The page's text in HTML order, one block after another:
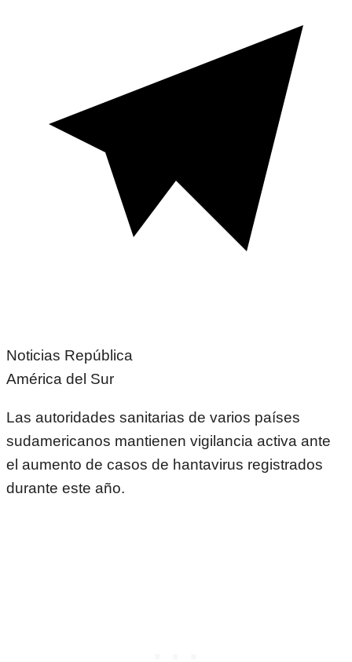
Noticias República
América del Sur
Las autoridades sanitarias de varios países
sudamericanos mantienen vigilancia activa ante
el aumento de casos de hantavirus registrados
durante este año.